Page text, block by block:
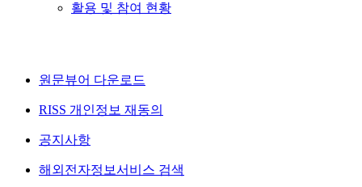
활용 및 참여 현황
원문뷰어 다운로드
RISS 개인정보 재동의
공지사항
해외전자정보서비스 검색